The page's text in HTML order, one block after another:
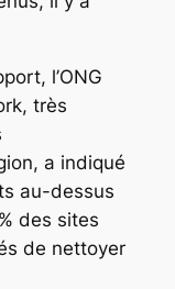
l’ONG
très
a indiqué
au-dessus
des sites
de nettoyer